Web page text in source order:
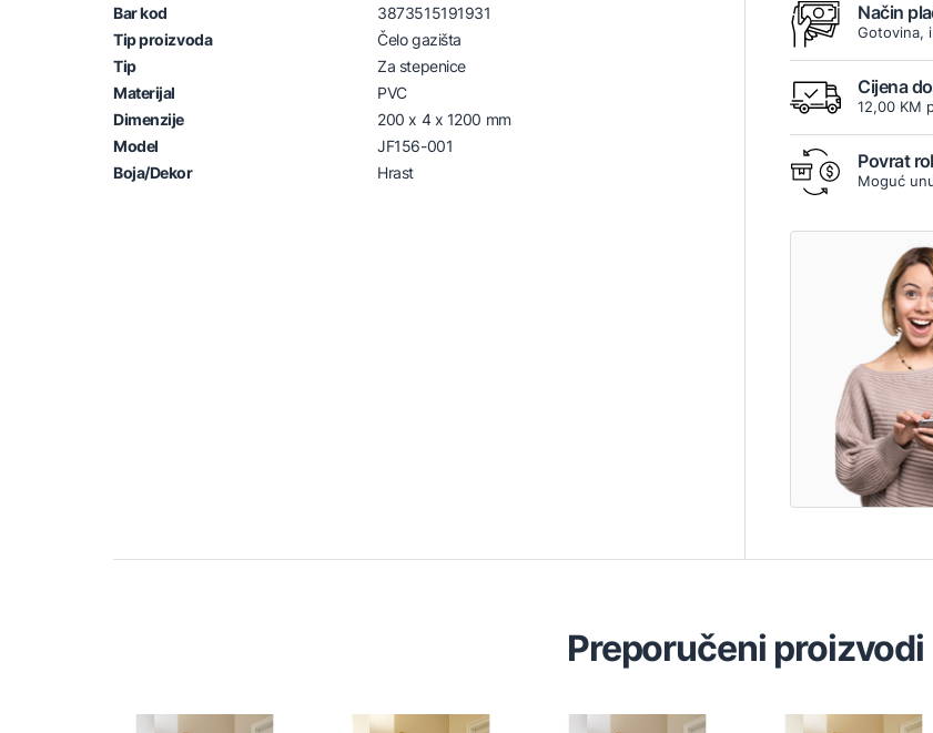
Bar kod
3873515191931
Tip proizvoda
Čelo gazišta
Tip
Za stepenice
Materijal
PVC
Dimenzije
200 x 4 x 1200 mm
Model
JF156-001
Boja/Dekor
Hrast
Način
Gotovina,
Cijena
12,00 KM
Povrat
Moguć
Preporučeni proizvodi